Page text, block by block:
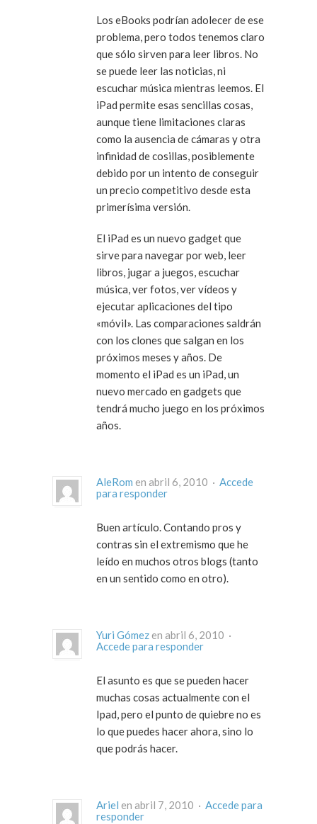
Los eBooks podrían adolecer de ese
problema, pero todos tenemos claro
que sólo sirven para leer libros. No
se puede leer las noticias, ni
escuchar música mientras leemos. El
iPad permite esas sencillas cosas,
aunque tiene limitaciones claras
como la ausencia de cámaras y otra
infinidad de cosillas, posiblemente
debido por un intento de conseguir
un precio competitivo desde esta
primerísima versión.
El iPad es un nuevo gadget que
sirve para navegar por web, leer
libros, jugar a juegos, escuchar
música, ver fotos, ver vídeos y
ejecutar aplicaciones del tipo
«móvil». Las comparaciones saldrán
con los clones que salgan en los
próximos meses y años. De
momento el iPad es un iPad, un
nuevo mercado en gadgets que
tendrá mucho juego en los próximos
años.
AleRom en abril 6, 2010 · Accede
para responder
Buen artículo. Contando pros y
contras sin el extremismo que he
leído en muchos otros blogs (tanto
en un sentido como en otro).
Yuri Gómez
en abril 6, 2010 ·
Accede para responder
El asunto es que se pueden hacer
muchas cosas actualmente con el
Ipad, pero el punto de quiebre no es
lo que puedes hacer ahora, sino lo
que podrás hacer.
Ariel en abril 7, 2010 · Accede para
responder